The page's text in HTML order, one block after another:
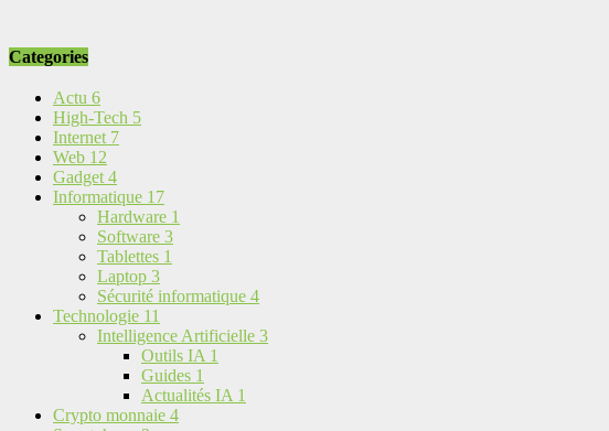
Categories
Actu 6
High-Tech 5
Internet 7
Web 12
Gadget 4
Informatique 17
Hardware 1
Software 3
Tablettes 1
Laptop 3
Sécurité informatique 4
Technologie 11
Intelligence Artificielle 3
Outils IA 1
Guides 1
Actualités IA 1
Crypto monnaie 4